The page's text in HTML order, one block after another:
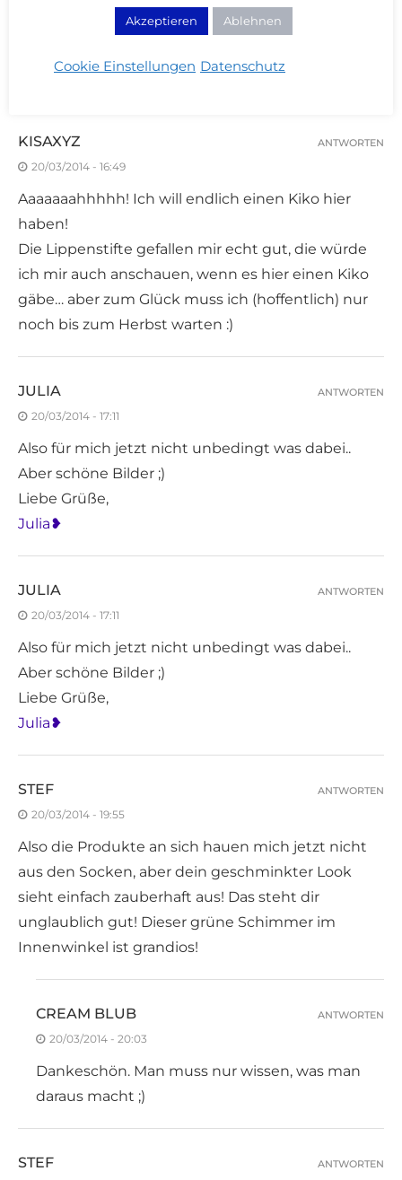
KISAXYZ
20/03/2014 - 16:49
Aaaaaaahhhhh! Ich will endlich einen Kiko hier
haben!
Die Lippenstifte gefallen mir echt gut, die würde
ich mir auch anschauen, wenn es hier einen Kiko
gäbe… aber zum Glück muss ich (hoffentlich) nur
noch bis zum Herbst warten :)
ANTWORTEN
JULIA
20/03/2014 - 17:11
Also für mich jetzt nicht unbedingt was dabei..
Aber schöne Bilder ;)
Liebe Grüße,
Julia❥
ANTWORTEN
JULIA
20/03/2014 - 17:11
Also für mich jetzt nicht unbedingt was dabei..
Aber schöne Bilder ;)
Liebe Grüße,
Julia❥
ANTWORTEN
STEF
20/03/2014 - 19:55
Also die Produkte an sich hauen mich jetzt nicht
aus den Socken, aber dein geschminkter Look
sieht einfach zauberhaft aus! Das steht dir
unglaublich gut! Dieser grüne Schimmer im
Innenwinkel ist grandios!
ANTWORTEN
CREAM BLUB
20/03/2014 - 20:03
Dankeschön. Man muss nur wissen, was man
daraus macht ;)
ANTWORTEN
STEF ANTWORTEN
Akzeptieren Ablehnen
Cookie Einstellungen Datenschutz